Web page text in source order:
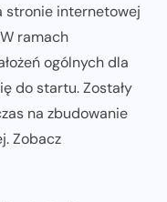
stronie internetowej
ramach
ogólnych dla
do startu. Zostały
na zbudowanie
Zobacz